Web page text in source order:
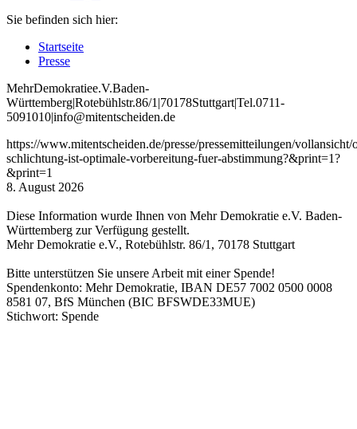
Sie befinden sich hier:
Startseite
Presse
MehrDemokratiee.V.Baden-
Württemberg|Rotebühlstr.86/1 |70178Stuttgart|Tel.0711-
5091010|info@mitentscheiden.de
https://www.mitentscheiden.de/presse/pressemitteilungen/
schlichtung-ist-optimale-vorbereitung-fuer-abstimmung?&print=1?
&print=1
8. August 2026
Diese Information wurde Ihnen von Mehr Demokratie e.V. Baden-
Württemberg zur Verfügung gestellt.
Mehr Demokratie e.V., Rotebühlstr. 86/1, 70178 Stuttgart
Bitte unterstützen Sie unsere Arbeit mit einer Spende!
Spendenkonto: Mehr Demokratie, IBAN DE57 7002 0500 0008
8581 07, BfS München (BIC BFSWDE33MUE)
Stichwort: Spende